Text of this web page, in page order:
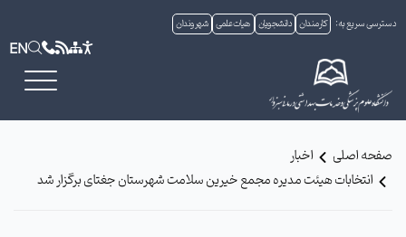
دسترسی سریع به: کارمندان دانشجویان هیات علمی شهروندان
EN
صفحه اصلی
اخبار
انتخابات هیئت مدیره مجمع خیرین سلامت شهرستان جغتای برگزار شد